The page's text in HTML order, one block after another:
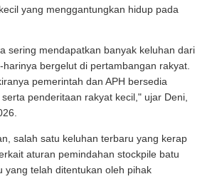
yang menggantungkan hidup pada
sering mendapatkan banyak keluhan dari
bergelut di pertambangan rakyat.
pemerintah dan APH bersedia
penderitaan rakyat kecil," ujar Deni,
salah satu keluhan terbaru yang kerap
aturan pemindahan stockpile batu
yang telah ditentukan oleh pihak